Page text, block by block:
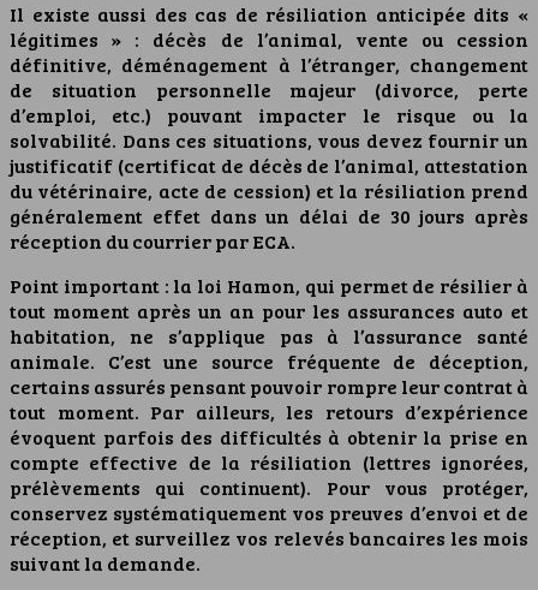
Il existe aussi des cas de résiliation anticipée dits «
légitimes » : décès de l’animal, vente ou cession
définitive, déménagement à l’étranger, changement
de situation personnelle majeur (divorce, perte
d’emploi, etc.) pouvant impacter le risque ou la
solvabilité. Dans ces situations, vous devez fournir un
justificatif (certificat de décès de l’animal, attestation
du vétérinaire, acte de cession) et la résiliation prend
généralement effet dans un délai de 30 jours après
réception du courrier par ECA.
Point important : la loi Hamon, qui permet de résilier à
tout moment après un an pour les assurances auto et
habitation, ne s’applique pas à l’assurance santé
animale. C’est une source fréquente de déception,
certains assurés pensant pouvoir rompre leur contrat à
tout moment. Par ailleurs, les retours d’expérience
évoquent parfois des difficultés à obtenir la prise en
compte effective de la résiliation (lettres ignorées,
prélèvements qui continuent). Pour vous protéger,
conservez systématiquement vos preuves d’envoi et de
réception, et surveillez vos relevés bancaires les mois
suivant la demande.